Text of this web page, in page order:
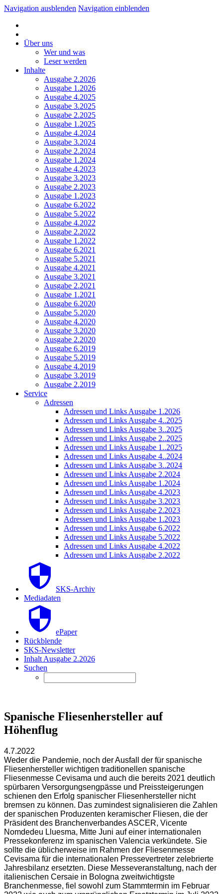
Navigation ausblenden Navigation einblenden
Über uns
Wer und was
Leser werden
Inhalte
Ausgabe 2.2026
Ausgabe 1.2026
Ausgabe 4.2025
Ausgabe 3.2025
Ausgabe 2.2025
Ausgabe 1.2025
Ausgabe 4.2024
Ausgabe 3.2024
Ausgabe 2.2024
Ausgabe 1.2024
Ausgabe 4.2023
Ausgabe 3.2023
Ausgabe 2.2023
Ausgabe 1.2023
Ausgabe 6.2022
Ausgabe 5.2022
Ausgabe 4.2022
Ausgabe 2.2022
Ausgabe 1.2022
Ausgabe 6.2021
Ausgabe 5.2021
Ausgabe 4.2021
Ausgabe 3.2021
Ausgabe 2.2021
Ausgabe 1.2021
Ausgabe 6.2020
Ausgabe 5.2020
Ausgabe 4.2020
Ausgabe 3.2020
Ausgabe 2.2020
Ausgabe 6.2019
Ausgabe 5.2019
Ausgabe 4.2019
Ausgabe 3.2019
Ausgabe 2.2019
Service
Adressen
Adressen und Links Ausgabe 1.2026
Adressen und Links Ausgabe 4..2025
Adressen und Links Ausgabe 3..2025
Adressen und Links Ausgabe 2..2025
Adressen und Links Ausgabe 1..2025
Adressen und Links Ausgabe 4..2024
Adressen und Links Ausgabe 3..2024
Adressen und Links Ausgabe 2.2024
Adressen und Links Ausgabe 1.2024
Adressen und Links Ausgabe 4.2023
Adressen und Links Ausgabe 3.2023
Adressen und Links Ausgabe 2.2023
Adressen und Links Ausgabe 1.2023
Adressen und Links Ausgabe 6.2022
Adressen und Links Ausgabe 5.2022
Adressen und Links Ausgabe 4.2022
Adressen und Links Ausgabe 2.2022
SKS-Archiv
Mediadaten
ePaper
Rückblende
SKS-Newsletter
Inhalt Ausgabe 2.2026
Suchen
Spanische Fliesenhersteller auf
Höhenflug
4.7.2022
Weder die Pandemie, noch der Ausfall der für spanische
Fliesenhersteller wichtigen traditionellen spanische
Fliesenmesse Cevisama und auch die bereits 2021 deutlich
spürbaren Versorgungsengpässe und Preissteigerungen
schienen den Erfolg spanischer Fliesenhersteller nicht
bremsen zu können. Das zumindest signalisieren die Zahlen
der spanischen Produzenten keramischer Fliesen, die der
Präsident des Branchenverbandes ASCER, Vicente
Nomdedeu Lluesma, Mitte Juni auf einer internationalen
Pressekonferenz im spanischen Valencia verkündete. Sie
sollte die üblicherweise im Rahmen der Fliesenmesse
Cevisama für die internationalen Pressevertreter zelebrierte
Jahresbilanz ersetzten. Diese Messeveranstaltung, nach der
italienischen Cersaie in Bologna zweitwichtigste
Branchenmesse, fiel sowohl zum Stammtermin im Februar